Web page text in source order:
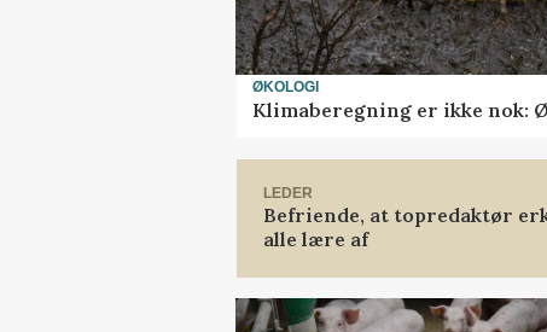
ØKOLOGI
Klimaberegning er ikke nok:
LEDER
Befriende, at topredaktør
alle lære af